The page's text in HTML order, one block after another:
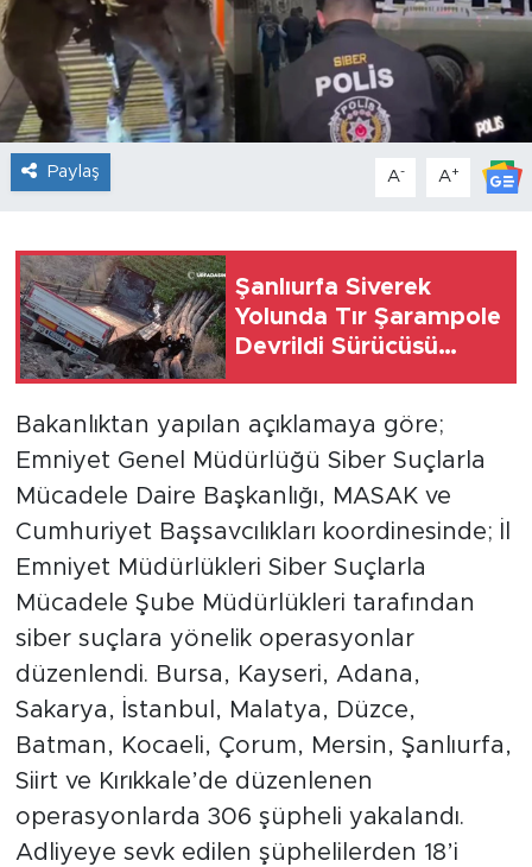
Paylaş A- A+
Şanlıurfa Siverek
Yolunda Tır Şarampole
Devrildi Sürücüsü
Bakanlıktan yapılan açıklamaya göre;
Emniyet Genel Müdürlüğü Siber Suçlarla
Mücadele Daire Başkanlığı, MASAK ve
Cumhuriyet Başsavcılıkları koordinesinde; İl
Emniyet Müdürlükleri Siber Suçlarla
Mücadele Şube Müdürlükleri tarafından
siber suçlara yönelik operasyonlar
düzenlendi. Bursa, Kayseri, Adana,
Sakarya, İstanbul, Malatya, Düzce,
Batman, Kocaeli, Çorum, Mersin, Şanlıurfa,
Siirt ve Kırıkkale’de düzenlenen
operasyonlarda 306 şüpheli yakalandı.
Adliyeye sevk edilen şüphelilerden 18’i